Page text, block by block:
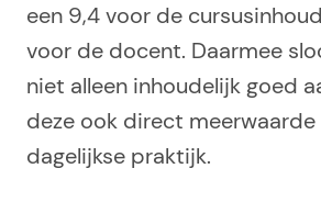
een 9,4 voor de
voor de docent. Daarmee
niet alleen inhoudelijk goed
deze ook direct
dagelijkse praktijk.